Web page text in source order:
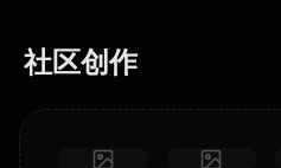
社区创作